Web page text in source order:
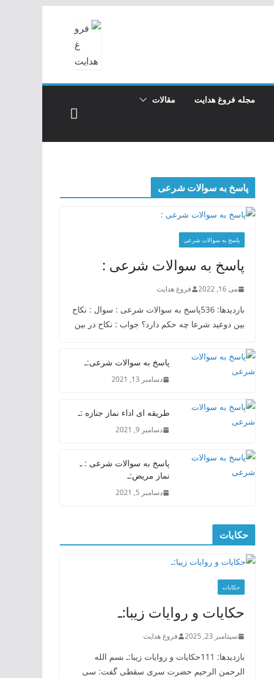
مجله فروغ هدایت مقالات
پاسخ به سوالات شرعی
پاسخ به سوالات شرعی
پاسخ به سوالات شرعی :
می 16, 2022 فروغ هدایت
بازدیدها: 536پاسخ به سوالات شرعی : سوال : نکاح
بین دوعید شرعا چه حکم دارد؟ جواب : نکاح در بین
پاسخ به سوالات شرعی:ـ
دسامبر 13, 2021
طریقه ای اداء نماز جنازه :ـ
دسامبر 9, 2021
پاسخ به سوالات شرعی : ـ
نماز مریض:ـ
دسامبر 5, 2021
حکایات
حکایات
حکایات و روایات زیبا:ـ
سپتامبر 23, 2025 فروغ هدایت
بازدیدها: 111حکایات و روایات زیبا:ـ بسم الله
الرحمن الرحیم حضرت سری سقطی گفت: سی